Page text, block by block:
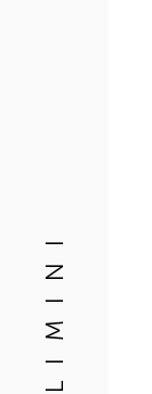
L I M I N I